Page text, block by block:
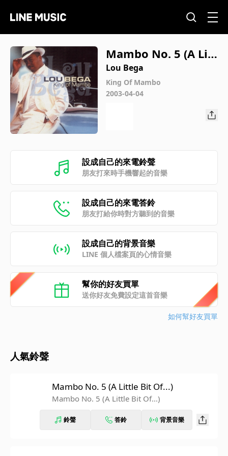
Mambo No. 5 (A Litt
le Bit of...)
Lou Bega
King Of Mambo
2003-04-04
設成自己的來電鈴聲
朋友打來時手機響起的音樂
設成自己的來電答鈴
朋友打給你時對方聽到的音樂
設成自己的背景音樂
LINE 個人檔案頁的心情音樂
幫你的好友買單
送你好友免費設定這首音樂
如何幫好友買單
人氣鈴聲
Mambo No. 5 (A Little Bit Of...)
Mambo No. 5 (A Little Bit Of...)
鈴聲 答鈴 背景音樂